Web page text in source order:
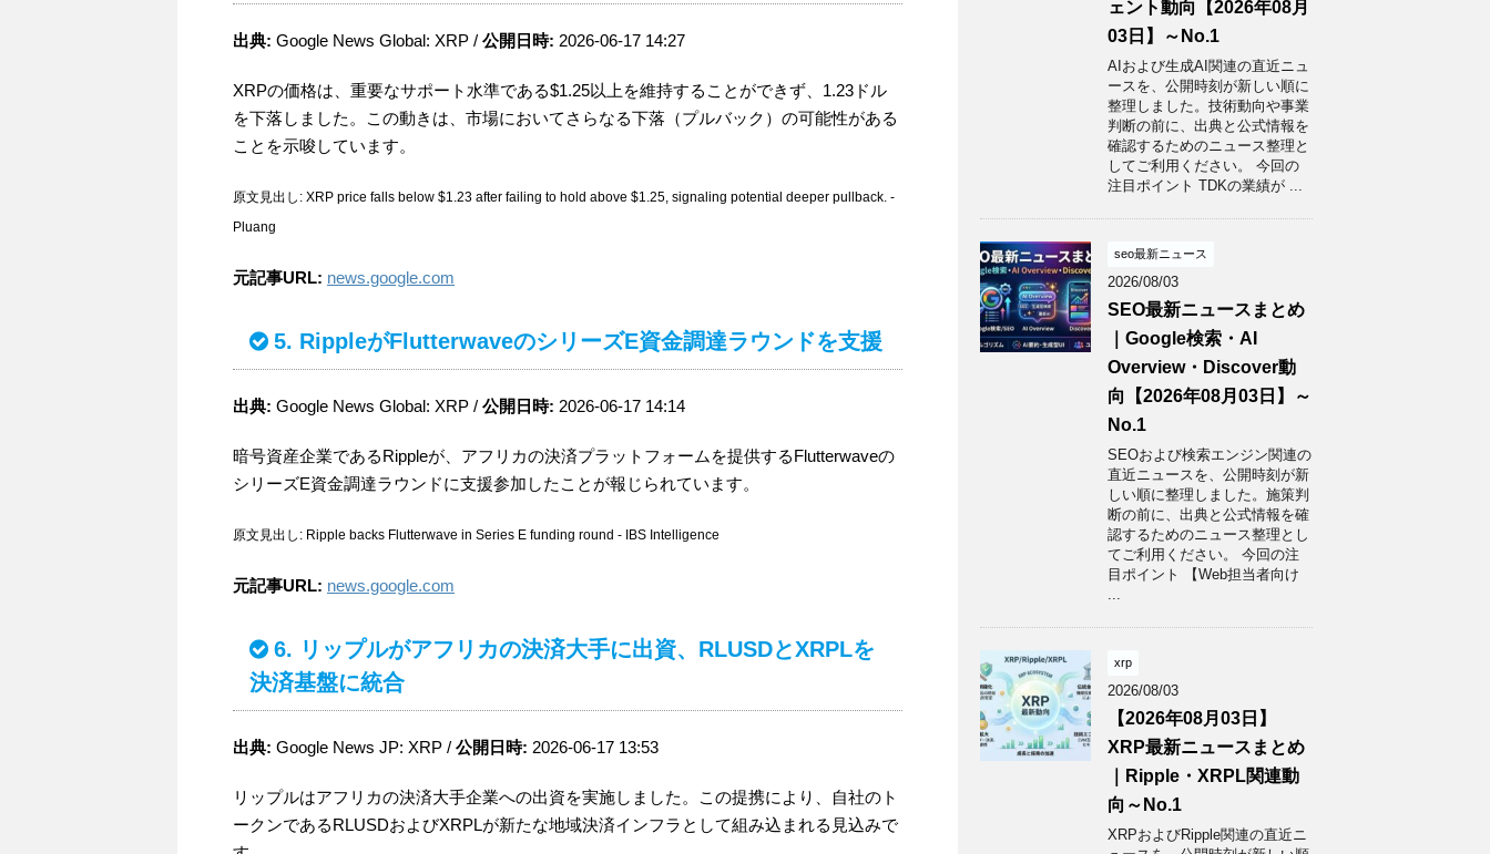
出典: Google News Global: XRP / 公開日時: 2026-06-17 14:27
XRPの価格は、重要なサポート水準である$1.25以上を維持することができず、1.23ドル
を下落しました。この動きは、市場においてさらなる下落（プルバック）の可能性がある
ことを示唆しています。
原文見出し: XRP price falls below $1.23 after failing to hold above $1.25, signaling potential deeper pullback. -
Pluang
元記事URL: news.google.com
5. RippleがFlutterwaveのシリーズE資金調達ラウンドを支援
出典: Google News Global: XRP / 公開日時: 2026-06-17 14:14
暗号資産企業であるRippleが、アフリカの決済プラットフォームを提供するFlutterwaveの
シリーズE資金調達ラウンドに支援参加したことが報じられています。
原文見出し: Ripple backs Flutterwave in Series E funding round - IBS Intelligence
元記事URL: news.google.com
6. リップルがアフリカの決済大手に出資、RLUSDとXRPLを
決済基盤に統合
出典: Google News JP: XRP / 公開日時: 2026-06-17 13:53
リップルはアフリカの決済大手企業への出資を実施しました。この提携により、自社のト
ークンであるRLUSDおよびXRPLが新たな地域決済インフラとして組み込まれる見込みで
ェント動向【2026年08月
03日】～No.1
AIおよび生成AI関連の直近ニュ
ースを、公開時刻が新しい順に
整理しました。技術動向や事業
判断の前に、出典と公式情報を
確認するためのニュース整理と
してご利用ください。 今回の
注目ポイント TDKの業績が ...
seo最新ニュース
2026/08/03
SEO最新ニュースまとめ
｜Google検索・AI
Overview・Discover動
向【2026年08月03日】～
No.1
SEOおよび検索エンジン関連の
直近ニュースを、公開時刻が新
しい順に整理しました。施策判
断の前に、出典と公式情報を確
認するためのニュース整理とし
てご利用ください。 今回の注
目ポイント 【Web担当者向け
xrp
2026/08/03
【2026年08月03日】
XRP最新ニュースまとめ
｜Ripple・XRPL関連動
向～No.1
XRPおよびRipple関連の直近ニ